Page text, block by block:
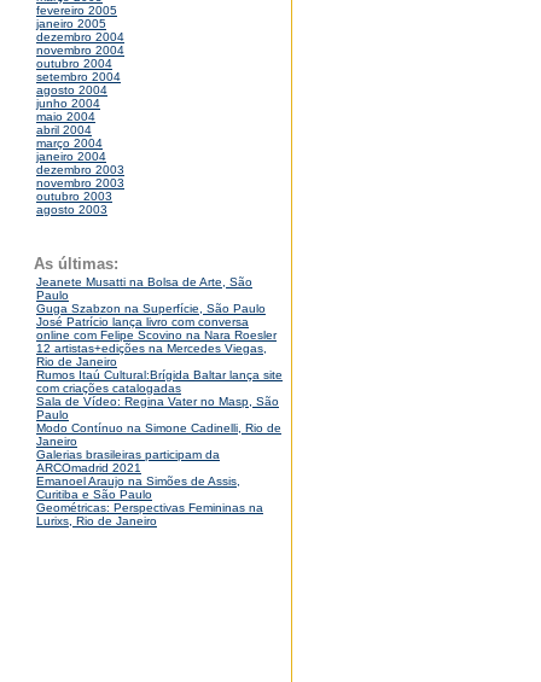
fevereiro 2005
janeiro 2005
dezembro 2004
novembro 2004
outubro 2004
setembro 2004
agosto 2004
junho 2004
maio 2004
abril 2004
março 2004
janeiro 2004
dezembro 2003
novembro 2003
outubro 2003
agosto 2003
As últimas:
Jeanete Musatti na Bolsa de Arte, São
Paulo
Guga Szabzon na Superfície, São Paulo
José Patrício lança livro com conversa
online com Felipe Scovino na Nara Roesler
12 artistas+edições na Mercedes Viegas,
Rio de Janeiro
Rumos Itaú Cultural:Brígida Baltar lança site
com criações catalogadas
Sala de Vídeo: Regina Vater no Masp, São
Paulo
Modo Contínuo na Simone Cadinelli, Rio de
Janeiro
Galerias brasileiras participam da
ARCOmadrid 2021
Emanoel Araujo na Simões de Assis,
Curitiba e São Paulo
Geométricas: Perspectivas Femininas na
Lurixs, Rio de Janeiro